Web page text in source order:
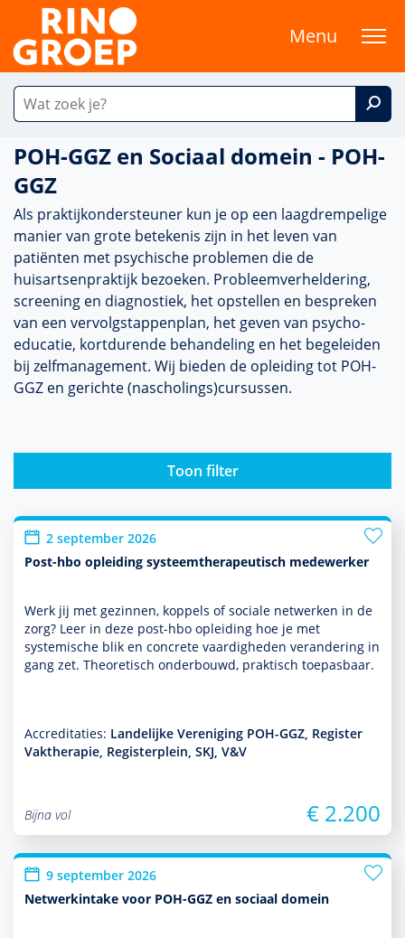
Menu
POH-GGZ en Sociaal domein - POH-
GGZ
Als prak­tijkonder­steuner kun je op een laagdrempelige
manier van grote bete­kenis zijn in het leven van
patiënten met psychische pro­ble­men die de
huisartsenprak­tijk bezoeken. Probleemverheldering,
screening en diag­nos­tiek, het opstellen en bespreken
van een vervolgstappenplan, het geven van psycho-
educatie, kort­durende behan­del­ing en het bege­leiden
bij zelfmanagement. Wij bieden de opleiding tot POH-
GGZ en gerichte (nascholings)cursussen.
Toon filter
2 september 2026
Post-hbo opleiding systeemtherapeutisch medewerker
Werk jij met gezin­nen, koppels of sociale netwerken in de
zorg? Leer in deze post-hbo opleiding hoe je met
systemische blik en concrete vaar­dig­heden veran­de­ring in
gang zet. Theoretisch onderbouwd, prak­tisch toepasbaar.
Accreditaties: Landelijke Vereniging POH-GGZ, Register
Vaktherapie, Registerplein, SKJ, V&V
Bijna vol € 2.200
9 september 2026
Netwerkintake voor POH-GGZ en sociaal domein